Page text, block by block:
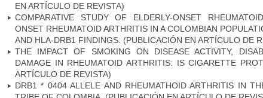
EN ARTÍCULO DE REVISTA)
COMPARATIVE STUDY OF ELDERLY-ONSET
ONSET RHEUMATOID ARTHRITIS IN A COLOMBIAN
AND HLA-DRB1 FINDINGS. (PUBLICACIÓN EN ARTÍCULO DE
THE IMPACT OF SMOKING ON DISEASE ACTIVITY,
DAMAGE IN RHEUMATOID ARTHRITIS: IS CIGARETTE
ARTÍCULO DE REVISTA)
DRB1 * 0404 ALLELE AND RHEUMATHOID ARTHRITIS IN